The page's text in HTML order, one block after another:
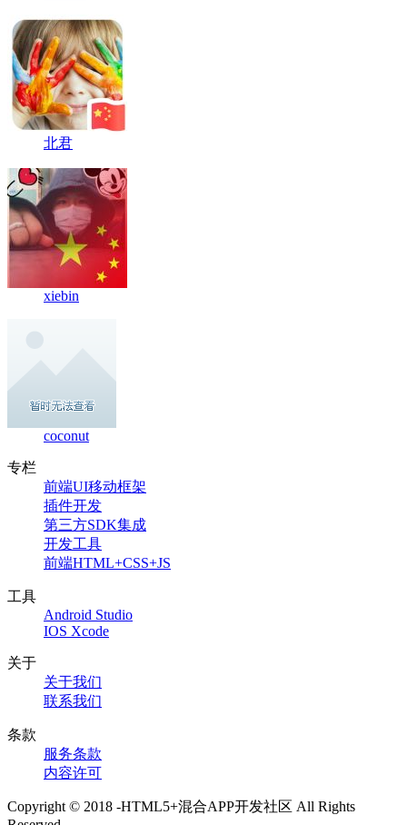
北君
xiebin
coconut
专栏
前端UI移动框架
插件开发
第三方SDK集成
开发工具
前端HTML+CSS+JS
工具
Android Studio
IOS Xcode
关于
关于我们
联系我们
条款
服务条款
内容许可
Copyright © 2018 -HTML5+混合APP开发社区 All Rights